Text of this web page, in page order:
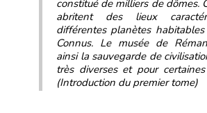
constitué de milliers de dômes.
abritent des lieux
différentes planètes
Connus. Le musée de
ainsi la sauvegarde de
très diverses et pour
(Introduction du premier tome)